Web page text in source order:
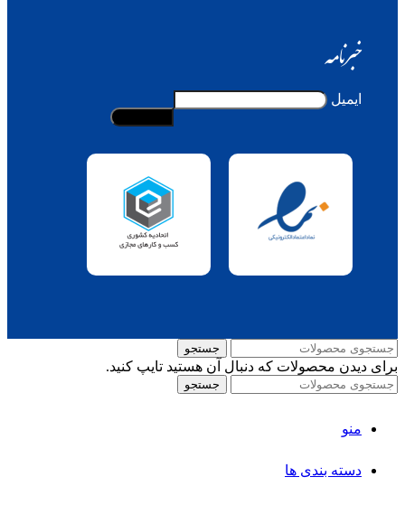
خبرنامه
ایمیل
جستجو
برای دیدن محصولات که دنبال آن هستید تایپ کنید.
جستجو
منو
دسته بندی ها